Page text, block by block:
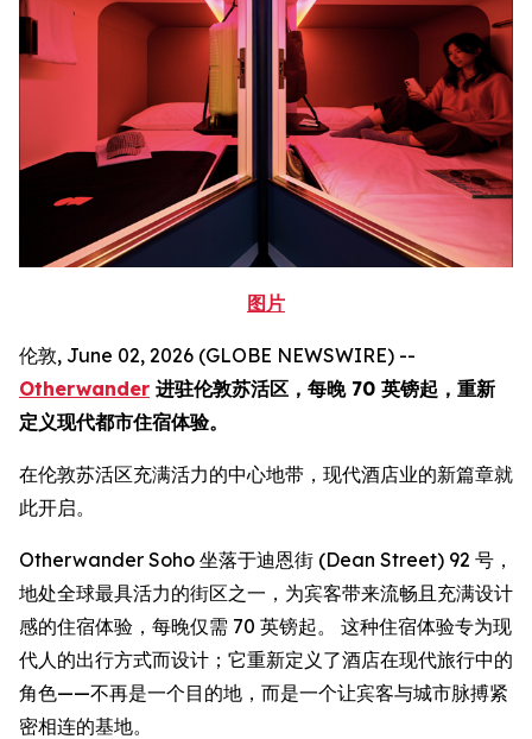
图片
伦敦, June 02, 2026 (GLOBE NEWSWIRE) --
Otherwander 进驻伦敦苏活区，每晚 70 英镑起，重新
定义现代都市住宿体验。
在伦敦苏活区充满活力的中心地带，现代酒店业的新篇章就
此开启。
Otherwander Soho 坐落于迪恩街 (Dean Street) 92 号，
地处全球最具活力的街区之一，为宾客带来流畅且充满设计
感的住宿体验，每晚仅需 70 英镑起。 这种住宿体验专为现
代人的出行方式而设计；它重新定义了酒店在现代旅行中的
角色——不再是一个目的地，而是一个让宾客与城市脉搏紧
密相连的基地。